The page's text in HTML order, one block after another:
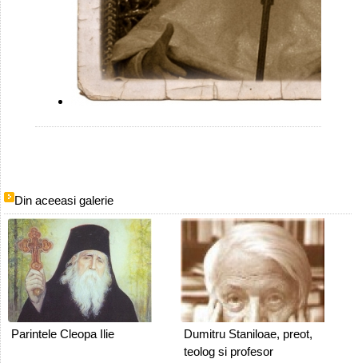
Din aceeasi galerie
Parintele Cleopa Ilie
Dumitru Staniloae, preot,
teolog si profesor